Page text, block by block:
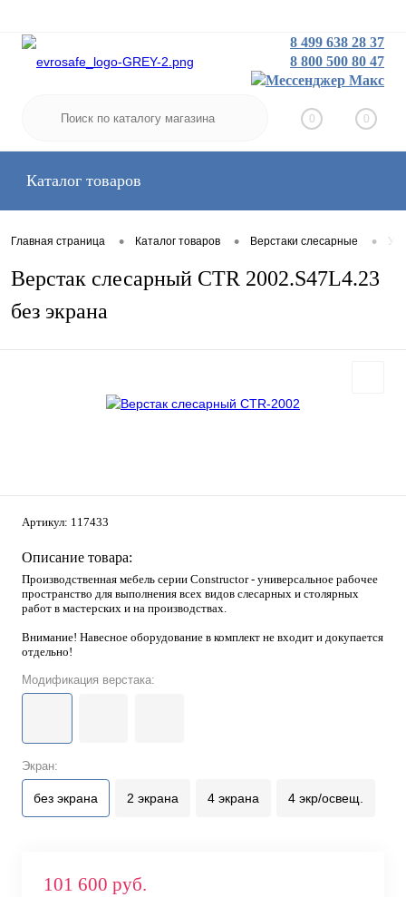
Заказать звонок
8 499 638 28 37
8 800 500 80 47
0 0
Каталог товаров
Главная страница • Каталог товаров • Верстаки слесарные •
Верстак слесарный CTR 2002.S47L4.23
без экрана
Артикул: 117433
Описание товара:
Производственная мебель серии Constructor - универсальное рабочее
пространство для выполнения всех видов слесарных и столярных
работ в мастерских и на производствах.
Внимание! Навесное оборудование в комплект не входит и докупается
отдельно!
Модификация верстака:
Экран:
без экрана 2 экрана 4 экрана 4 экр/освещ.
101 600 руб.